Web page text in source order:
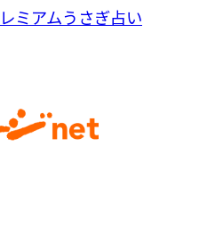
ミアムうさぎ占い